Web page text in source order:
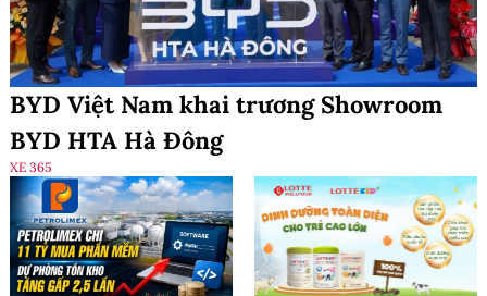
BYD Việt Nam khai trương Showroom
BYD HTA Hà Đông
XE 365